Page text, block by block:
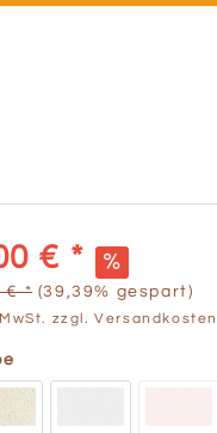
€ *
€ * (39,39% gespart)
zzgl. Versandkosten